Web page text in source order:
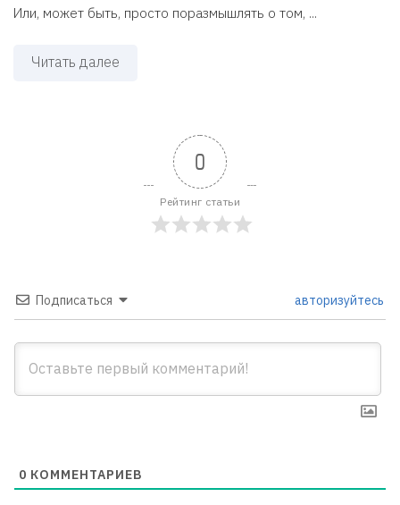
Или, может быть, просто поразмышлять о том, ...
Читать далее
0
Рейтинг статьи
Подписаться авторизуйтесь
0 КОММЕНТАРИЕВ